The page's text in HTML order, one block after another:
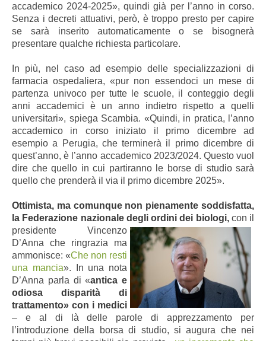
accademico 2024-2025», quindi già per l’anno in corso.
Senza i decreti attuativi, però, è troppo presto per capire
se sarà inserito automaticamente o se bisognerà
presentare qualche richiesta particolare.
In più, nel caso ad esempio delle specializzazioni di
farmacia ospedaliera, «pur non essendoci un mese di
partenza univoco per tutte le scuole, il conteggio degli
anni accademici è un anno indietro rispetto a quelli
universitari», spiega Scambia. «Quindi, in pratica, l’anno
accademico in corso iniziato il primo dicembre ad
esempio a Perugia, che terminerà il primo dicembre di
quest’anno, è l’anno accademico 2023/2024. Questo vuol
dire che quello in cui partiranno le borse di studio sarà
quello che prenderà il via il primo dicembre 2025».
Ottimista, ma comunque non pienamente soddisfatta,
la Federazione nazionale degli ordini dei biologi,con il
presidente Vincenzo
D’Anna che ringrazia ma
ammonisce: «Che non resti
una mancia». In una nota
D’Anna parla di «antica e
odiosa disparità di
trattamento» con i medici
– e al di là delle parole di apprezzamento per
l’introduzione della borsa di studio, si augura che nei